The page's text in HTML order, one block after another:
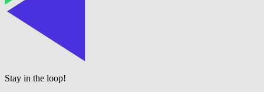
Stay in the loop!